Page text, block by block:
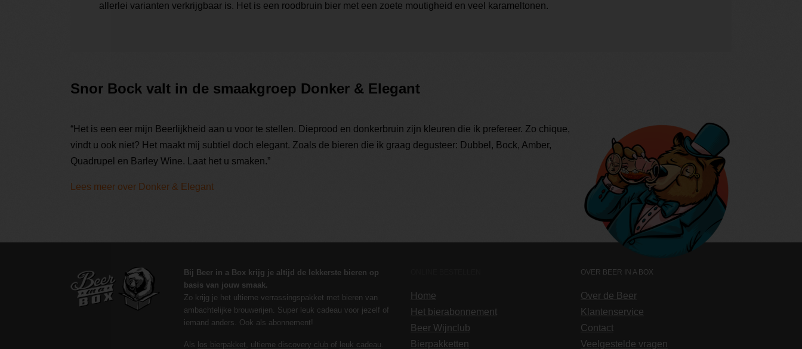
allerlei varianten verkrijgbaar is. Het is een roodbruin bier met een zoete moutigheid en veel karameltonen.
Snor Bock valt in de smaakgroep Donker & Elegant
“Het is een eer mijn Beerlijkheid aan u voor te stellen. Dieprood en donkerbruin zijn kleuren die ik prefereer. Zo chique,
vindt u ook niet? Het maakt mij subtiel doch elegant. Zoals de bieren die ik graag degusteer: Dubbel, Bock, Amber,
Quadrupel en Barley Wine. Laat het u smaken.”
Lees meer over Donker & Elegant
Bij Beer in a Box krijg je altijd de lekkerste bieren op
basis van jouw smaak.
Zo krijg je het ultieme verrassingspakket met bieren van
ambachtelijke brouwerijen. Super leuk cadeau voor jezelf of
iemand anders. Ook als abonnement!
Als los bierpakket, ultieme discovery club of leuk cadeau.
Home
Het bierabonnement
Beer Wijnclub
Bierpakketten
OVER BEER IN A BOX
Over de Beer
Klantenservice
Contact
Veelgestelde vragen